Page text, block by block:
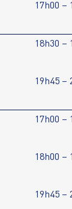
17h00 –
18h30 –
19h45 –
17h00 –
18h00 –
19h45 –